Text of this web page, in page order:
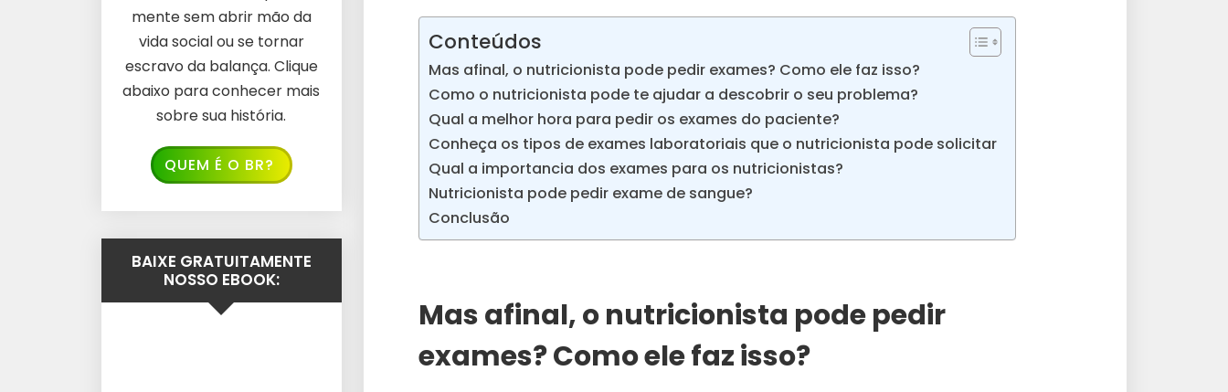
Conteúdos
Mas afinal, o nutricionista pode pedir exames? Como ele faz isso?
Como o nutricionista pode te ajudar a descobrir o seu problema?
Qual a melhor hora para pedir os exames do paciente?
Conheça os tipos de exames laboratoriais que o nutricionista pode solicitar
Qual a importancia dos exames para os nutricionistas?
Nutricionista pode pedir exame de sangue?
Conclusão
Mas afinal, o nutricionista pode pedir
exames? Como ele faz isso?
mente sem abrir mão da
vida social ou se tornar
escravo da balança. Clique
abaixo para conhecer mais
sobre sua história.
QUEM É O BR?
BAIXE GRATUITAMENTE
NOSSO EBOOK: